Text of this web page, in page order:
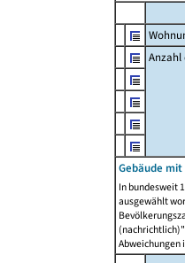
Anzahl
Gebäude
In bundesweit
ausgewählt
Abweichungen